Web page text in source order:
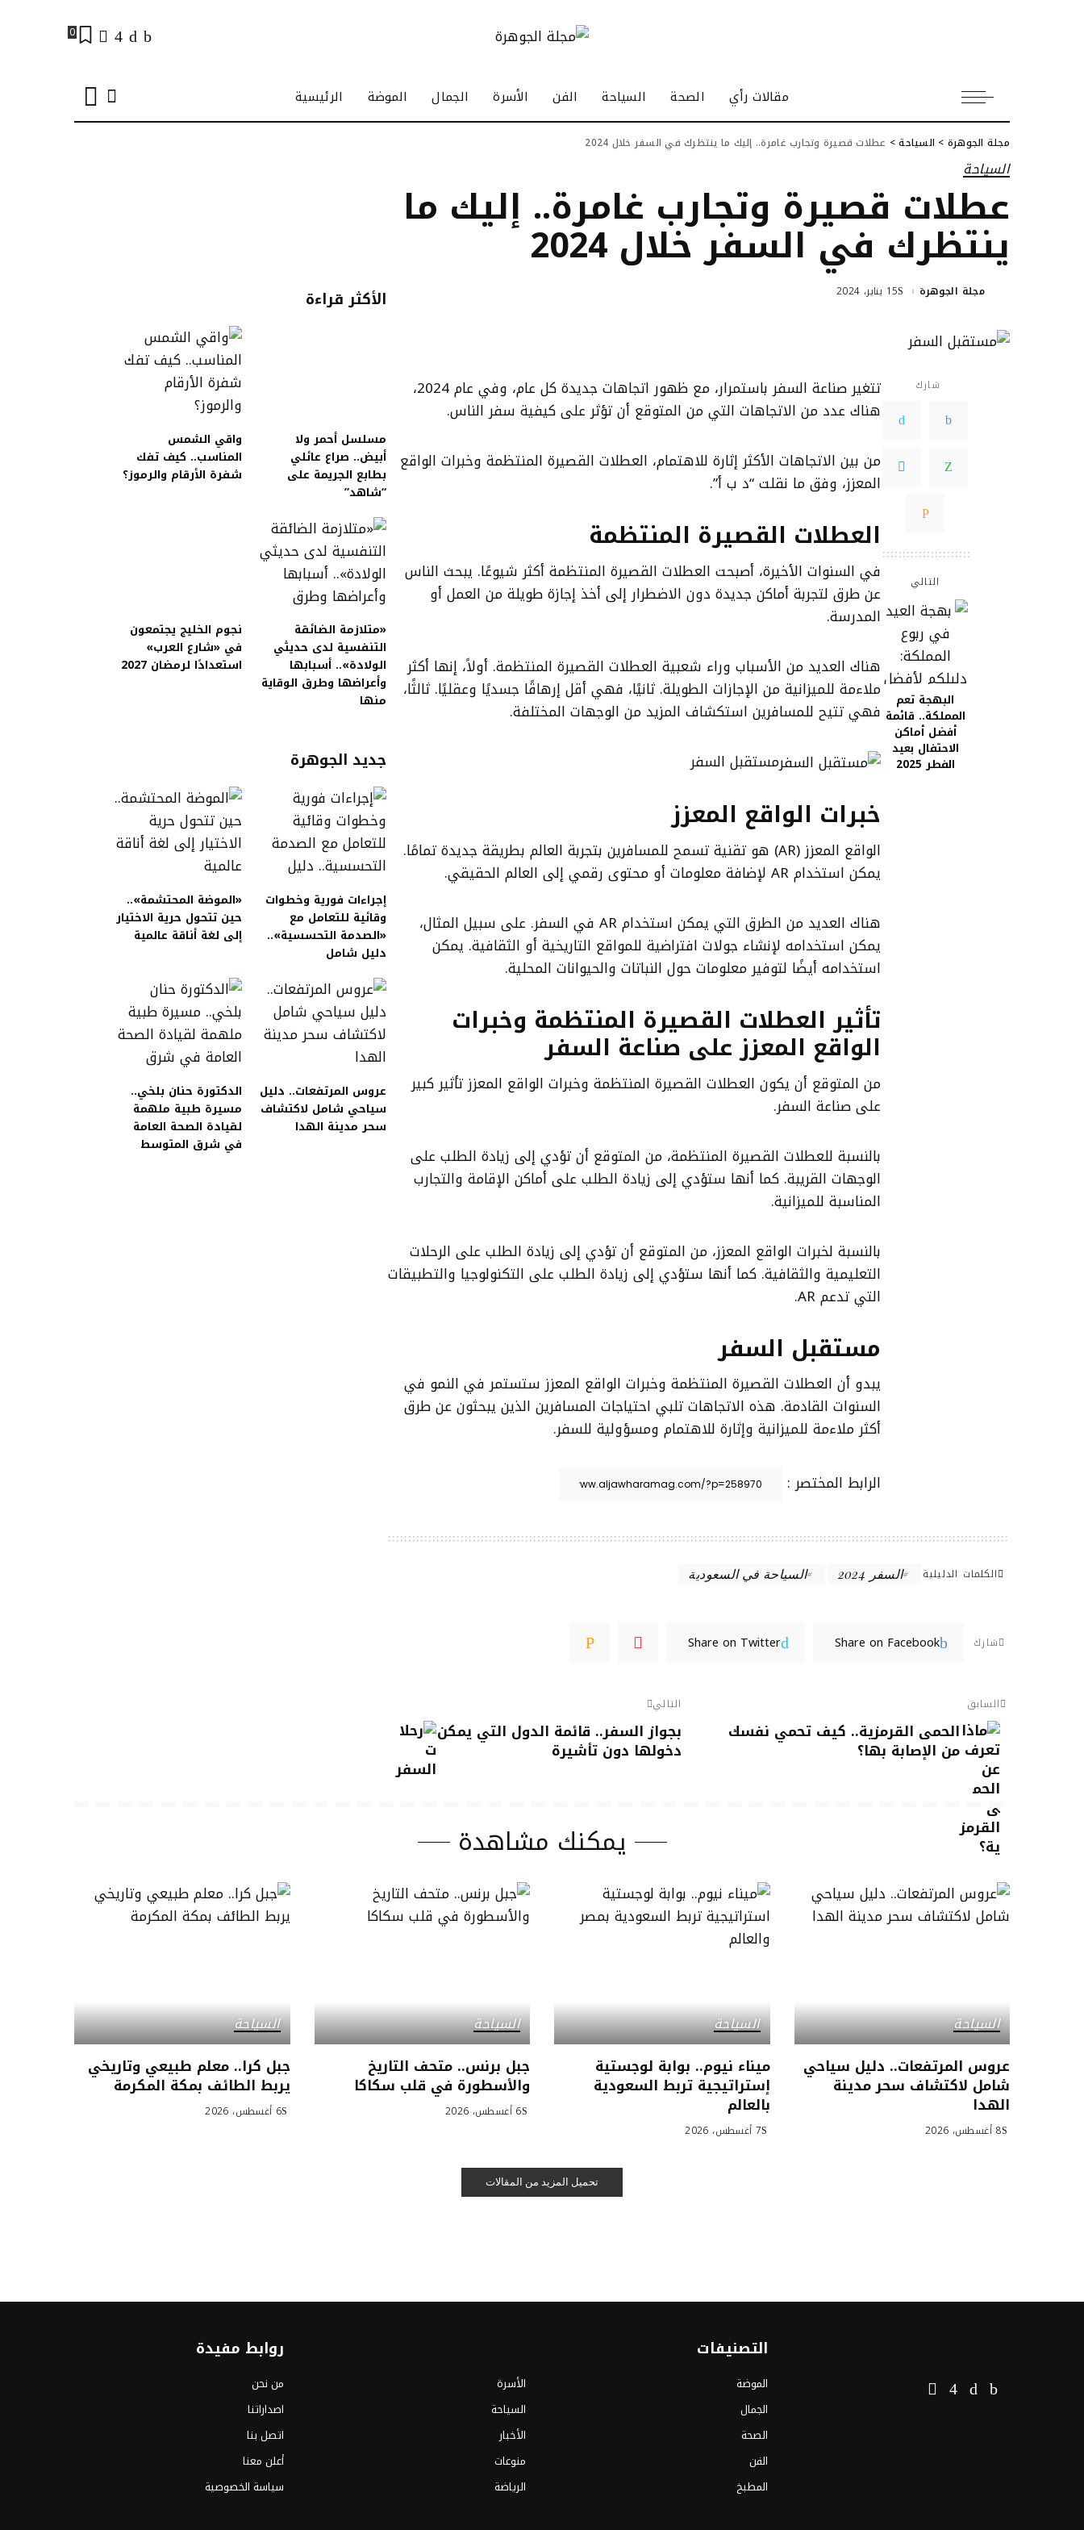
0
الرئيسية الموضة الجمال الأسرة الفن السياحة الصحة مقالات رأي
مجلة الجوهرة > السياحة> عطلات قصيرة وتجارب غامرة.. إليك ما ينتظرك في السفر خلال 2024
السياحة
عطلات قصيرة وتجارب غامرة.. إليك ما
ينتظرك في السفر خلال 2024
Posted
مجلة الجوهرة 15 يناير، 2024
شارك
التالي
البهجة تعم
المملكة.. قائمة
أفضل أماكن
الاحتفال بعيد
الفطر 2025
تتغير صناعة السفر باستمرار، مع ظهور اتجاهات جديدة كل عام، وفي عام 2024،
هناك عدد من الاتجاهات التي من المتوقع أن تؤثر على كيفية سفر الناس.
من بين الاتجاهات الأكثر إثارة للاهتمام، العطلات القصيرة المنتظمة وخبرات الواقع
المعزز، وفق ما نقلت “د ب أ”.
العطلات القصيرة المنتظمة
في السنوات الأخيرة، أصبحت العطلات القصيرة المنتظمة أكثر شيوعًا. يبحث الناس
عن طرق لتجربة أماكن جديدة دون الاضطرار إلى أخذ إجازة طويلة من العمل أو
المدرسة.
هناك العديد من الأسباب وراء شعبية العطلات القصيرة المنتظمة. أولاً، إنها أكثر
ملاءمة للميزانية من الإجازات الطويلة. ثانيًا، فهي أقل إرهاقًا جسديًا وعقليًا. ثالثًا،
فهي تتيح للمسافرين استكشاف المزيد من الوجهات المختلفة.
مستقبل السفر
خبرات الواقع المعزز
الواقع المعزز (AR) هو تقنية تسمح للمسافرين بتجربة العالم بطريقة جديدة تمامًا.
يمكن استخدام AR لإضافة معلومات أو محتوى رقمي إلى العالم الحقيقي.
هناك العديد من الطرق التي يمكن استخدام AR في السفر. على سبيل المثال،
يمكن استخدامه لإنشاء جولات افتراضية للمواقع التاريخية أو الثقافية. يمكن
استخدامه أيضًا لتوفير معلومات حول النباتات والحيوانات المحلية.
تأثير العطلات القصيرة المنتظمة وخبرات
الواقع المعزز على صناعة السفر
من المتوقع أن يكون العطلات القصيرة المنتظمة وخبرات الواقع المعزز تأثير كبير
على صناعة السفر.
بالنسبة للعطلات القصيرة المنتظمة، من المتوقع أن تؤدي إلى زيادة الطلب على
الوجهات القريبة. كما أنها ستؤدي إلى زيادة الطلب على أماكن الإقامة والتجارب
المناسبة للميزانية.
بالنسبة لخبرات الواقع المعزز، من المتوقع أن تؤدي إلى زيادة الطلب على الرحلات
التعليمية والثقافية. كما أنها ستؤدي إلى زيادة الطلب على التكنولوجيا والتطبيقات
التي تدعم AR.
مستقبل السفر
يبدو أن العطلات القصيرة المنتظمة وخبرات الواقع المعزز ستستمر في النمو في
السنوات القادمة. هذه الاتجاهات تلبي احتياجات المسافرين الذين يبحثون عن طرق
أكثر ملاءمة للميزانية وإثارة للاهتمام ومسؤولية للسفر.
الرابط المختصر :
الكلمات الدليلية السفر 2024 السياحة في السعودية
شارك Share on Facebook
Share on Twitter
السابق
الحمى القرمزية.. كيف تحمي نفسك
من الإصابة بها؟
التالي
بجواز السفر.. قائمة الدول التي يمكن
دخولها دون تأشيرة
الأكثر قراءة
مسلسل أحمر ولا
أبيض.. صراع عائلي
بطابع الجريمة على
“شاهد”
واقي الشمس
المناسب.. كيف تفك
شفرة الأرقام والرموز؟
«متلازمة الضائقة
التنفسية لدى حديثي
الولادة».. أسبابها
وأعراضها وطرق الوقاية
منها
نجوم الخليج يجتمعون
في «شارع العرب»
استعدادًا لرمضان 2027
جديد الجوهرة
إجراءات فورية وخطوات
وقائية للتعامل مع
«الصدمة التحسسية»..
دليل شامل
«الموضة المحتشمة»..
حين تتحول حرية الاختيار
إلى لغة أناقة عالمية
عروس المرتفعات.. دليل
سياحي شامل لاكتشاف
سحر مدينة الهدا
الدكتورة حنان بلخي..
مسيرة طبية ملهمة
لقيادة الصحة العامة
في شرق المتوسط
يمكنك مشاهدة
السياحة
عروس المرتفعات.. دليل سياحي
شامل لاكتشاف سحر مدينة
الهدا
8 أغسطس، 2026
السياحة
ميناء نيوم.. بوابة لوجستية
إستراتيجية تربط السعودية
بالعالم
7 أغسطس، 2026
السياحة
جبل برنس.. متحف التاريخ
والأسطورة في قلب سكاكا
6 أغسطس، 2026
السياحة
جبل كرا.. معلم طبيعي وتاريخي
يربط الطائف بمكة المكرمة
6 أغسطس، 2026
تحميل المزيد من المقالات
التصنيفات
الموضة
الجمال
الصحة
الفن
المطبخ
الأسرة
السياحة
الأخبار
منوعات
الرياضة
روابط مفيدة
من نحن
اصداراتنا
اتصل بنا
أعلن معنا
سياسة الخصوصية